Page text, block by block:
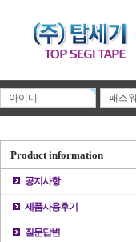
Product information
공지사항
제품사용후기
질문답변